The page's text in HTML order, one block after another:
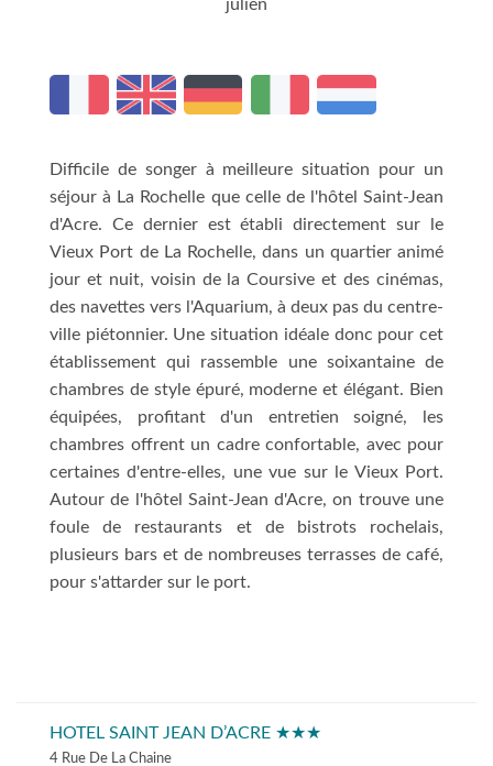
julien
Difficile de songer à meilleure situation pour un
séjour à La Rochelle que celle de l'hôtel Saint-Jean
d'Acre. Ce dernier est établi directement sur le
Vieux Port de La Rochelle, dans un quartier animé
jour et nuit, voisin de la Coursive et des cinémas,
des navettes vers l'Aquarium, à deux pas du centre-
ville piétonnier. Une situation idéale donc pour cet
établissement qui rassemble une soixantaine de
chambres de style épuré, moderne et élégant. Bien
équipées, profitant d'un entretien soigné, les
chambres offrent un cadre confortable, avec pour
certaines d'entre-elles, une vue sur le Vieux Port.
Autour de l'hôtel Saint-Jean d'Acre, on trouve une
foule de restaurants et de bistrots rochelais,
plusieurs bars et de nombreuses terrasses de café,
pour s'attarder sur le port.
HOTEL SAINT JEAN D’ACRE ★★★
4 Rue De La Chaine